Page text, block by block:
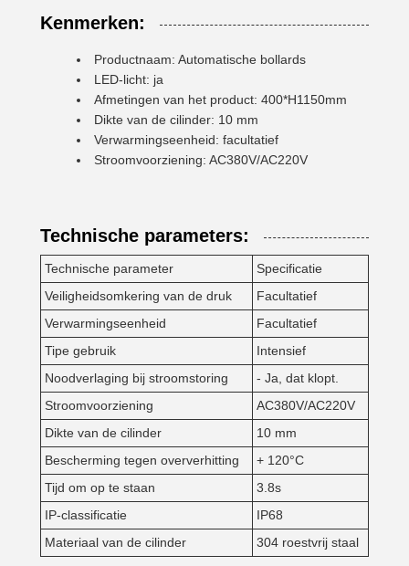
Kenmerken:
Productnaam: Automatische bollards
LED-licht: ja
Afmetingen van het product: 400*H1150mm
Dikte van de cilinder: 10 mm
Verwarmingseenheid: facultatief
Stroomvoorziening: AC380V/AC220V
Technische parameters:
Technische parameter
Specificatie
Veiligheidsomkering van de druk
Facultatief
Verwarmingseenheid
Facultatief
Tipe gebruik
Intensief
Noodverlaging bij stroomstoring
- Ja, dat klopt.
Stroomvoorziening
AC380V/AC220V
Dikte van de cilinder
10 mm
Bescherming tegen oververhitting
+ 120°C
Tijd om op te staan
3.8s
IP-classificatie
IP68
Materiaal van de cilinder
304 roestvrij staal